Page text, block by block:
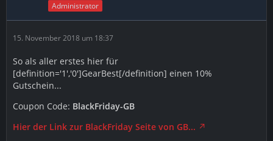
Administrator
15. November 2018 um 18:37
So als aller erstes hier für
[definition='1','0']GearBest[/definition] einen 10%
Gutschein...
Coupon Code: BlackFriday-GB
Hier der Link zur BlackFriday Seite von GB...